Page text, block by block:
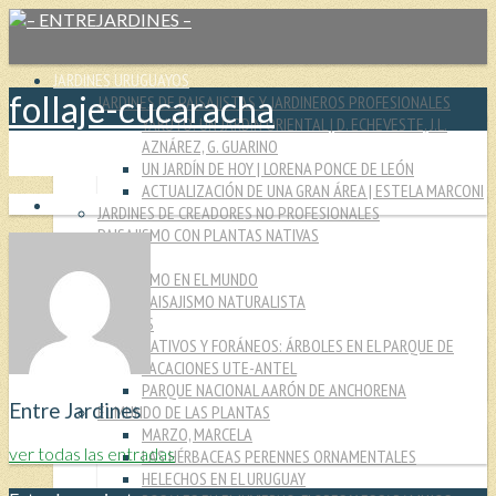
JARDINES URUGUAYOS
JARDINES DE PAISAJISTAS Y JARDINEROS PROFESIONALES
YARUTO: UN JARDÍN ORIENTAL | D. ECHEVESTE, J.L.
AZNÁREZ, G. GUARINO
UN JARDÍN DE HOY | LORENA PONCE DE LEÓN
ACTUALIZACIÓN DE UNA GRAN ÁREA | ESTELA MARCONI
JARDINES DE CREADORES NO PROFESIONALES
PAISAJISMO CON PLANTAS NATIVAS
PAISAJISMO EN EL MUNDO
PAISAJISMO NATURALISTA
MIRADAS
NATIVOS Y FORÁNEOS: ÁRBOLES EN EL PARQUE DE
VACACIONES UTE-ANTEL
PARQUE NACIONAL AARÓN DE ANCHORENA
EL MUNDO DE LAS PLANTAS
MARZO, MARCELA
LAS HÉRBACEAS PERENNES ORNAMENTALES
HELECHOS EN EL URUGUAY
follaje-cucaracha
Entre Jardines
ver todas las entradas